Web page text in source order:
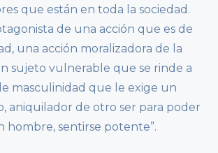
que están en toda la sociedad.
de una acción que es de
una acción moralizadora de la
sujeto vulnerable que se rinde a
masculinidad que le exige un
aniquilador de otro ser para poder
hombre, sentirse potente”.